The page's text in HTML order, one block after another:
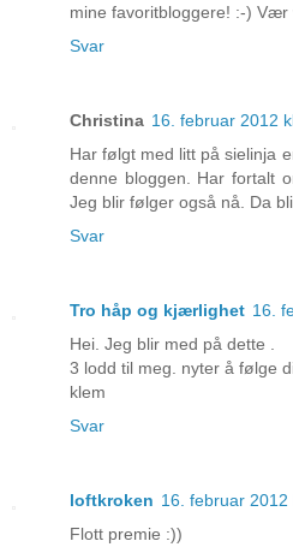
mine favoritbloggere! :-) Vær
Svar
Christina 16. februar 2012
Har følgt med litt på sielinja
denne bloggen. Har fortalt
Jeg blir følger også nå. Da
Svar
Tro håp og kjærlighet 16.
Hei. Jeg blir med på dette .
3 lodd til meg. nyter å følge
klem
Svar
loftkroken 16. februar 2012
Flott premie :))